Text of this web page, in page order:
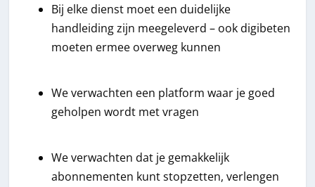
Bij elke dienst moet een duidelijke
handleiding zijn meegeleverd – ook digibeten
moeten ermee overweg kunnen
We verwachten een platform waar je goed
geholpen wordt met vragen
We verwachten dat je gemakkelijk
abonnementen kunt stopzetten, verlengen